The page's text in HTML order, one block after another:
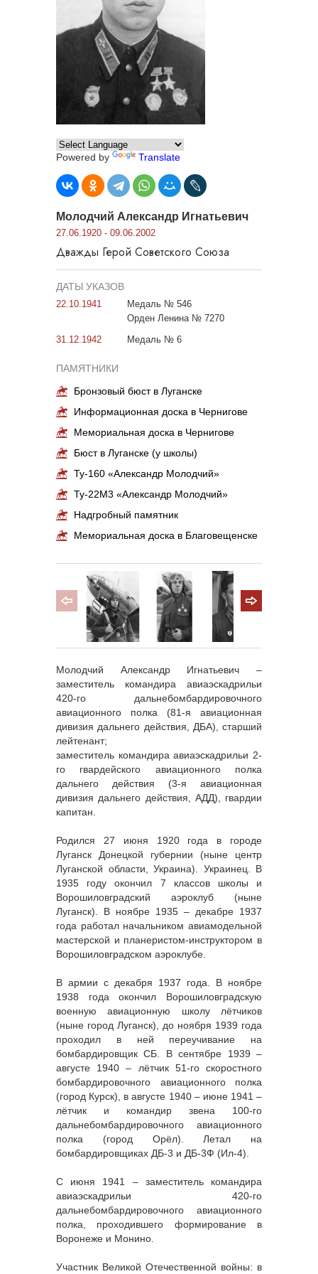
Powered by Translate
Молодчий Александр Игнатьевич
27.06.1920 - 09.06.2002
Дважды Герой Советского Союза
ДАТЫ УКАЗОВ
22.10.1941
Медаль № 546
Орден Ленина № 7270
31.12.1942
Медаль № 6
ПАМЯТНИКИ
Бронзовый бюст в Луганске
Информационная доска в Чернигове
Мемориальная доска в Чернигове
Бюст в Луганске (у школы)
Ту-160 «Александр Молодчий»
Ту-22М3 «Александр Молодчий»
Надгробный памятник
Мемориальная доска в Благовещенске
Молодчий Александр Игнатьевич –
заместитель командира авиаэскадрильи
420-го дальнебомбардировочного
авиационного полка (81-я авиационная
дивизия дальнего действия, ДБА), старший
лейтенант;
заместитель командира авиаэскадрильи 2-
го гвардейского авиационного полка
дальнего действия (3-я авиационная
дивизия дальнего действия, АДД), гвардии
капитан.
Родился 27 июня 1920 года в городе
Луганск Донецкой губернии (ныне центр
Луганской области, Украина). Украинец. В
1935 году окончил 7 классов школы и
Ворошиловградский аэроклуб (ныне
Луганск). В ноябре 1935 – декабре 1937
года работал начальником авиамодельной
мастерской и планеристом-инструктором в
Ворошиловградском аэроклубе.
В армии с декабря 1937 года. В ноябре
1938 года окончил Ворошиловградскую
военную авиационную школу лётчиков
(ныне город Луганск), до ноября 1939 года
проходил в ней переучивание на
бомбардировщик СБ. В сентябре 1939 –
августе 1940 – лётчик 51-го скоростного
бомбардировочного авиационного полка
(город Курск), в августе 1940 – июне 1941 –
лётчик и командир звена 100-го
дальнебомбардировочного авиационного
полка (город Орёл). Летал на
бомбардировщиках ДБ-3 и ДБ-3Ф (Ил-4).
С июня 1941 – заместитель командира
авиаэскадрильи 420-го
дальнебомбардировочного авиационного
полка, проходившего формирование в
Воронеже и Монино.
Участник Великой Отечественной войны: в